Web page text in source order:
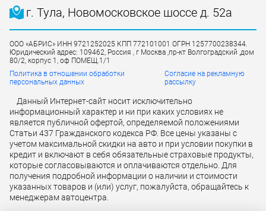
г. Тула, Новомосковское шоссе д. 52а
ООО «АБРИС» ИНН 9721252025 КПП 772101001 ОГРН 1257700238344.
Юридический адрес: 109462, Россия , г Москва ,пр-кт Волгоградский ,дом
80/2, корпус 1, оф ПОМЕЩ.1/1
Политика в отношении обработки
персональных данных
Согласие на рекламную
рассылку
Данный Интернет-сайт носит исключительно
информационный характер и ни при каких условиях не
является публичной офертой, определяемой положениями
Статьи 437 Гражданского кодекса РФ. Все цены указаны с
учетом максимальной скидки на авто и при условии покупки в
кредит и включают в себя обязательные страховые продукты,
которые согласовываются и оплачиваются отдельно. Для
получения подробной информации о наличии и стоимости
указанных товаров и (или) услуг, пожалуйста, обращайтесь к
менеджерам автоцентра.